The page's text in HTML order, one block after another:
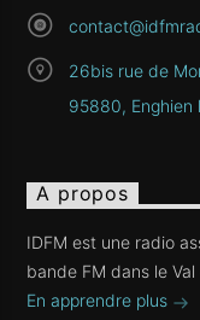
26bis rue de
95880, Enghien
A propos
IDFM est une radio
bande FM dans le Val
En apprendre plus